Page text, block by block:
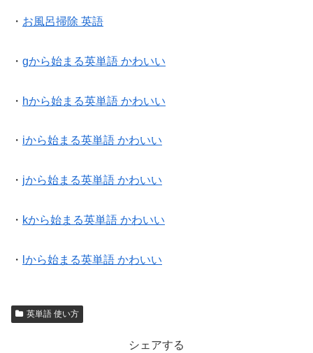
・ お風呂掃除 英語
・ gから始まる英単語 かわいい
・ hから始まる英単語 かわいい
・ iから始まる英単語 かわいい
・ jから始まる英単語 かわいい
・ kから始まる英単語 かわいい
・ lから始まる英単語 かわいい
英単語 使い方
シェアする